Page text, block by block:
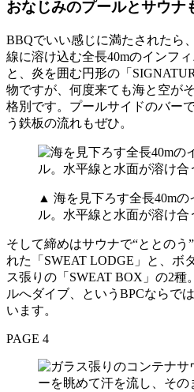
おなじみのプールとサウナ
BBQでいい感じに満たされたら
線に溶け込む全長40mのインフ
と、炎を囲む円形の「
物ですが、何度来ても海と空が
格別です。プールサイドのバー
う鉄板の流れもぜひ。
▲ 海を見下ろす全長40mの
ル。水平線と水面が溶け合
そして締めはサウナで“ととのう
れた「SWEAT LODGE」と、ボ
ス張りの「SWEAT BOX」の2種
ルへダイブ、というBPCならで
います。
PAGE 4